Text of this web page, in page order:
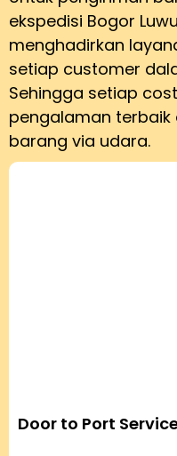
ekspedisi Bogor
menghadirkan
setiap customer
Sehingga setiap
pengalaman
barang via udara.
Door to Port